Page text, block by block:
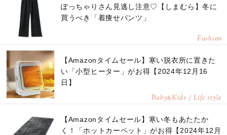
ぽっちゃりさん見逃し注意♡【しまむら】冬に
買うべき「着痩せパンツ」
Fashion
【Amazonタイムセール】寒い脱衣所に置きた
い「小型ヒーター」がお得【2024年12月16
日】
Baby&Kids / Life style
【Amazonタイムセール】寒い冬もあたたか
く！「ホットカーペット」がお得【2024年12月